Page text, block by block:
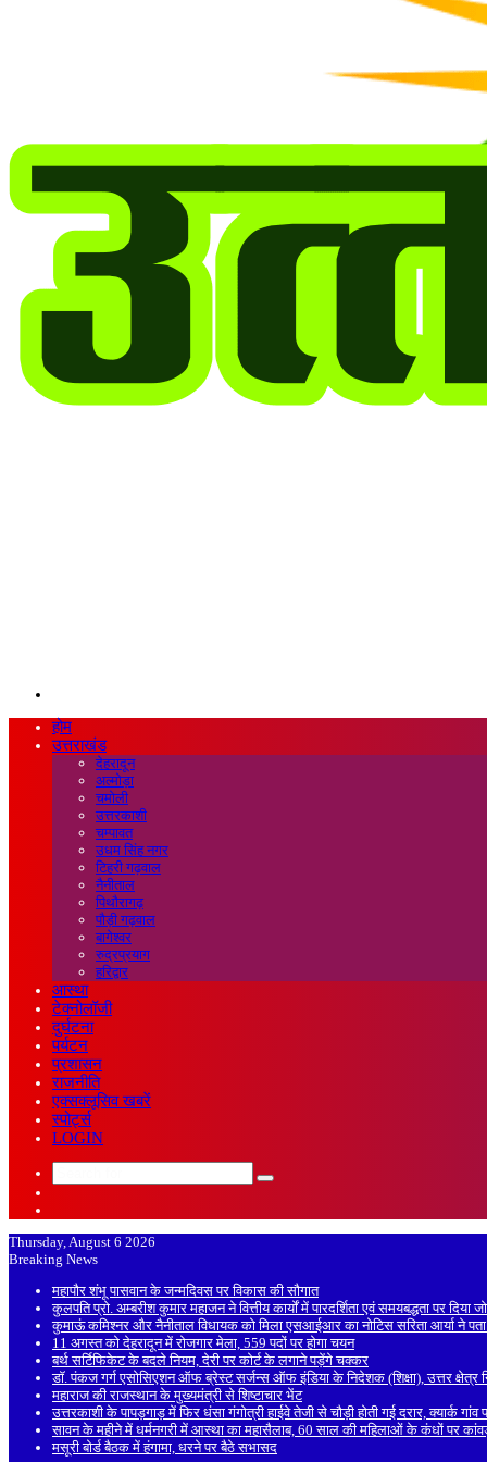
होम
उत्तराखंड
देहरादून
अल्मोड़ा
चमोली
उत्तरकाशी
चम्पावत
उधम सिंह नगर
टिहरी गढ़वाल
नैनीताल
पिथौरागढ़
पौड़ी गढ़वाल
बागेश्वर
रुद्रप्रयाग
हरिद्वार
आस्था
टेक्नोलॉजी
दुर्घटना
पर्यटन
प्रशासन
राजनीति
एक्सक्लूसिव खबरें
स्पोर्ट्स
LOGIN
Search
Thursday, August 6 2026
Breaking News
महापौर शंभू पासवान के जन्मदिवस पर विकास की सौगात
कुलपति प्रो. अम्बरीश कुमार महाजन ने वित्तीय कार्यों में पारदर्शिता एवं समयबद्धता पर दिया
कुमाऊं कमिश्नर और नैनीताल विधायक को मिला एसआईआर का नोटिस सरिता आर्या ने
11 अगस्त को देहरादून में रोजगार मेला, 559 पदों पर होगा चयन
बर्थ सर्टिफिकेट के बदले नियम, देरी पर कोर्ट के लगाने पड़ेंगे चक्कर
डॉ. पंकज गर्ग एसोसिएशन ऑफ ब्रेस्ट सर्जन्स ऑफ इंडिया के निदेशक (शिक्षा), उत्तर क्षेत्र
महाराज की राजस्थान के मुख्यमंत्री से शिष्टाचार भेंट
उत्तरकाशी के पापड़गाड़ में फिर धंसा गंगोत्री हाईवे तेजी से चौड़ी होती गई दरार, क्यार्क गांव
सावन के महीने में धर्मनगरी में आस्था का महासैलाब, 60 साल की महिलाओं के कंधों पर
मसूरी बोर्ड बैठक में हंगामा, धरने पर बैठे सभासद